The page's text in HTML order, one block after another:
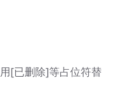
[已删除]等占位符替